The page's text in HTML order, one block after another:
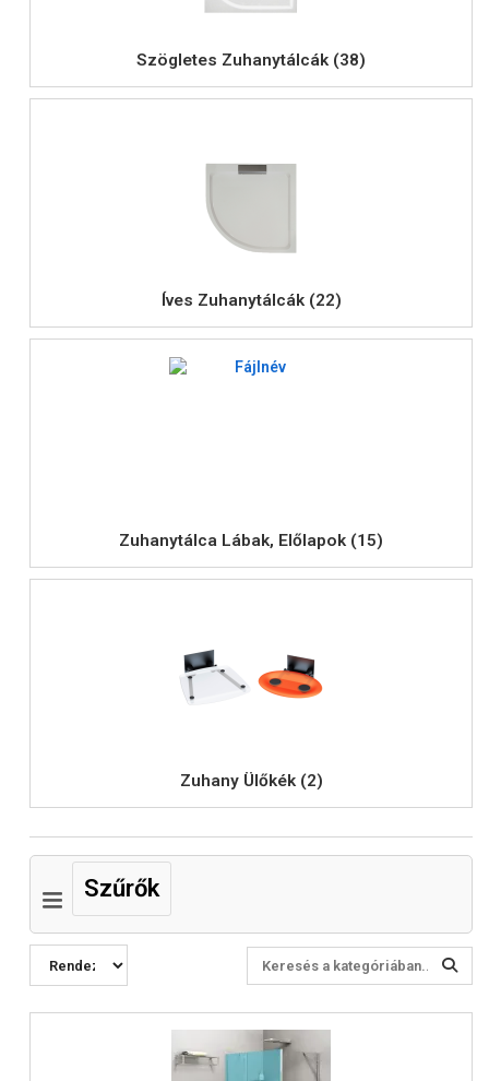
Szögletes Zuhanytálcák (38)
Íves Zuhanytálcák (22)
Zuhanytálca Lábak, Előlapok (15)
Zuhany Ülőkék (2)
Szűrők